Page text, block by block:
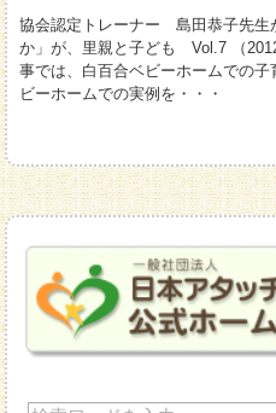
協会認定トレーナー 島田恭子先生
か」が、里親と子ども Vol.7 （
事では、白百合ベビーホームでの
ビーホームでの実例を・・・